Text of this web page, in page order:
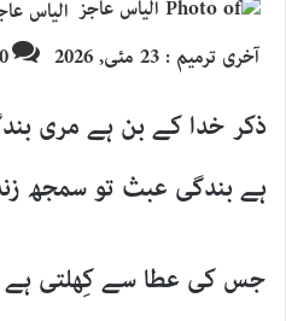
الیاس
آخری ترمیم : 23 مئی, 2026
0
ذکر خدا کے بن ہے مری
ہے بندگی عبث تو سمجھ
جس کی عطا سے کِھلتی ہے